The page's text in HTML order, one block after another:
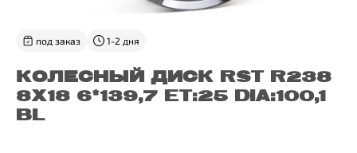
КОЛЕСНЫЙ ДИСК RST R238
8X18 6*139,7 ET:25 DIA:100,1
BL
под заказ 1-2 дня